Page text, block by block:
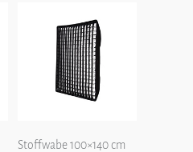
Stoffwabe 100×140 cm